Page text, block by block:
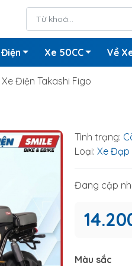
Xe 50CC Về
Xe Điện Takashi Figo
Tình trạng:
Loại: Xe Đạp
Đang cập
Màu sắc